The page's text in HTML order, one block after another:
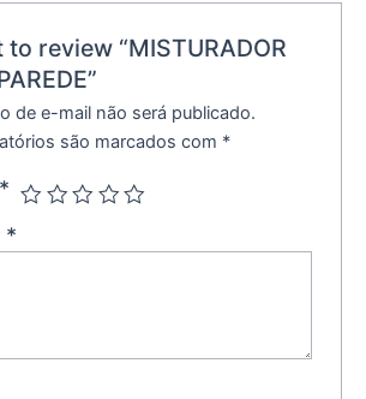
review “MISTURADOR
de e-mail não será publicado.
são marcados com *
*
*